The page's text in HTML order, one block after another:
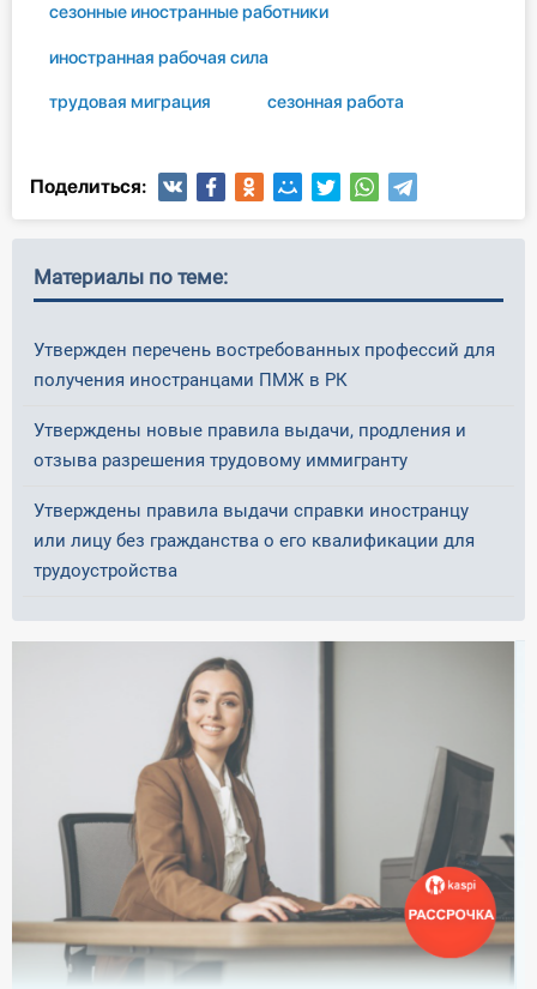
сезонные иностранные работники
иностранная рабочая сила
трудовая миграция сезонная работа
Поделиться:
Материалы по теме:
Утвержден перечень востребованных профессий для
получения иностранцами ПМЖ в РК
Утверждены новые правила выдачи, продления и
отзыва разрешения трудовому иммигранту
Утверждены правила выдачи справки иностранцу
или лицу без гражданства о его квалификации для
трудоустройства